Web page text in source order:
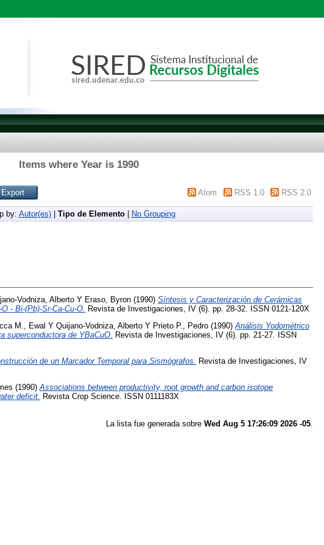
Items where Year is 1990
Atom RSS 1.0 RSS 2.0
by: Autor(es)| Tipo de Elemento| No Grouping
Vodniza, Alberto Y Eraso, Byron (1990) Síntesis y Caracterización de Cerámicas
- Bi-(Pb)-Sr-Ca-Cu-O. Revista de Investigaciones, IV (6). pp. 28-32. ISSN 0121-120X
M., Ewal Y Quijano-Vodniza, Alberto Y Prieto P., Pedro (1990)Análisis Yodométrico
superconductora de YBaCuO. Revista de Investigaciones, IV (6). pp. 21-27. ISSN
de un Marcador Temporal para Sismógrafos. Revista de Investigaciones, IV
(1990) Associations between productivity, root growth and carbon isotope
deficit.
Revista Crop Science. ISSN 0111183X
La lista fue generada sobre Wed Aug 5 17:26:09 2026 -05